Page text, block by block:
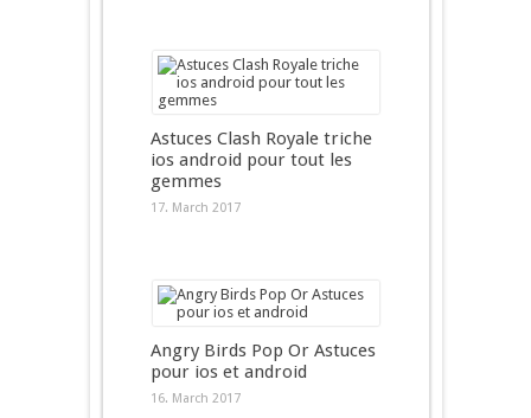
Astuces Clash Royale triche
ios android pour tout les
gemmes
17. March 2017
Angry Birds Pop Or Astuces
pour ios et android
16. March 2017